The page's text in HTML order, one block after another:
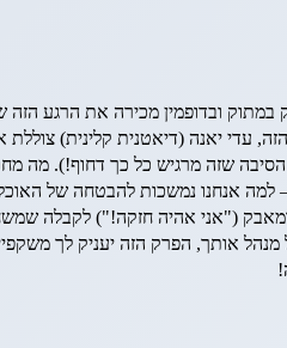
ובדופמין מכירה את הרגע
יאנה (דיאטנית קלינית) צוללת
שזה מרגיש כל כך דחוף!). מה
למה אנחנו נמשכות להבטחה של
אותך, הפרק הזה יעניק לך